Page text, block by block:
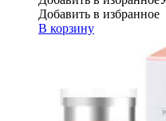
Добавить в избранное
В корзину